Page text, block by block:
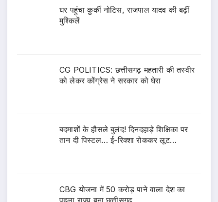
घर पहुंचा कुर्की नोटिस, राजपाल यादव की बढ़ीं
मुश्किलें
CG POLITICS: छत्तीसगढ़ महतारी की तस्वीर
को लेकर कोंग्रेस ने सरकार को घेरा
बदमाशों के हौसले बुलंद! दिनदहाड़े शिक्षिका पर
तान दी पिस्टल… ई-रिक्शा रोककर लूट…
CBG योजना में 50 करोड़ पाने वाला देश का